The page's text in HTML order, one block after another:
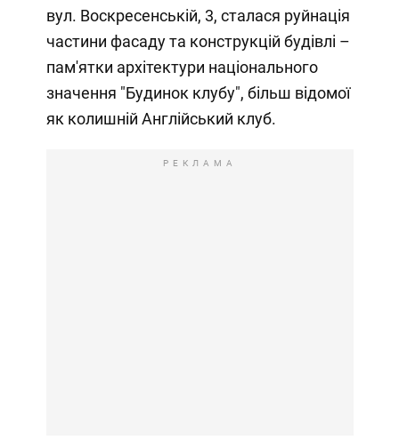
вул. Воскресенській, 3, сталася руйнація
частини фасаду та конструкцій будівлі –
пам'ятки архітектури національного
значення "Будинок клубу", більш відомої
як колишній Англійський клуб.
РЕКЛАМА